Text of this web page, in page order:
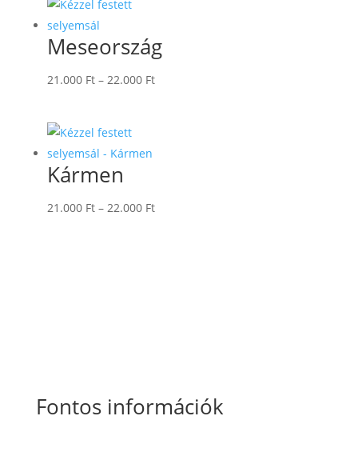
Meseország
21.000 Ft – 22.000 FtÁrtartomány:
Kármen
21.000 Ft – 22.000 FtÁrtartomány:
Fontos információk